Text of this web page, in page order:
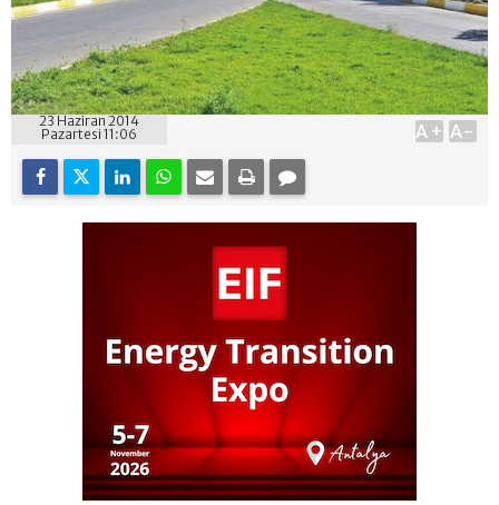
23 Haziran 2014
Pazartesi 11:06
A+ A-